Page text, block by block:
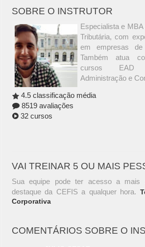
SOBRE O INSTRUTOR
Especialista e
Tributária, com
em empresas
Também atua
cursos EAD
Administração e
4.5 classificação média
8519 avaliações
32 cursos
VAI TREINAR 5 OU MAIS
Sua equipe pode ter acesso a
destaque da CEFIS a qualquer hora.
Corporativa
COMENTÁRIOS SOBRE O